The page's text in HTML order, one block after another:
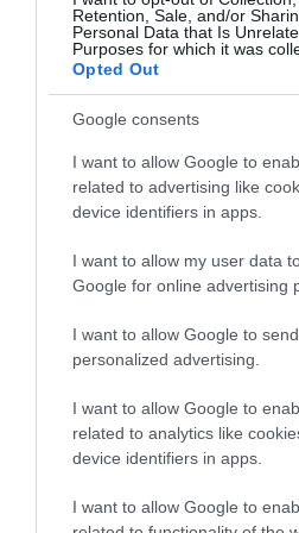
Retention, Sale, and/or
Personal Data that Is
Purposes for which it was
Opted Out
Google consents
I want to allow Google to
related to advertising like
device identifiers in apps.
I want to allow my user data
Google for online advertising
I want to allow Google to
personalized advertising.
I want to allow Google to
related to analytics like
device identifiers in apps.
I want to allow Google to
Fertőzött kukorica
A folyamat komoly
gazdáknak előre jelezniük
tulajdonosainak, ha
környéken legalább 15
elpusztíthatják a beoltáshoz